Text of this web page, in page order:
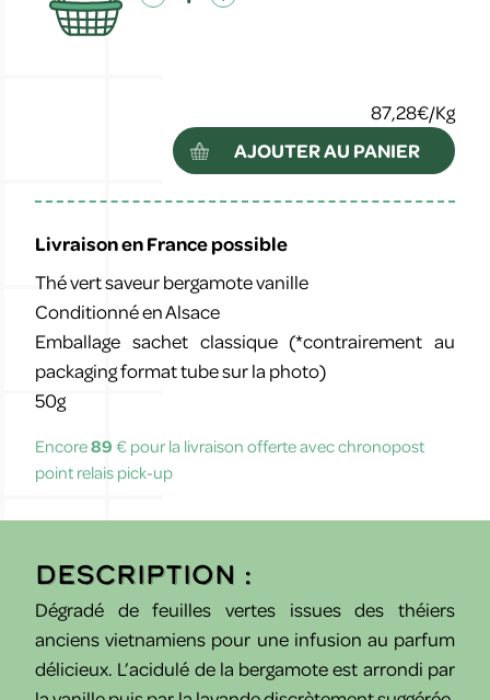
87,28€/Kg
AJOUTER AU PANIER
Livraison en France possible
Thé vert saveur bergamote vanille
Conditionné en Alsace
Emballage sachet classique (*contrairement au
packaging format tube sur la photo)
50g
Encore89 € pour la livraison offerte avec chronopost
point relais pick-up
Description :
Dégradé de feuilles vertes issues des théiers
anciens vietnamiens pour une infusion au parfum
délicieux. L’acidulé de la bergamote est arrondi par